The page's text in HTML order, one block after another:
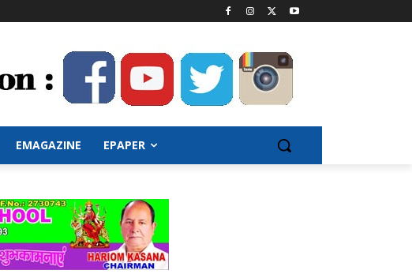
EMAGAZINE EPAPER